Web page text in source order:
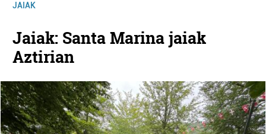
JAIAK
Jaiak: Santa Marina jaiak
Aztirian